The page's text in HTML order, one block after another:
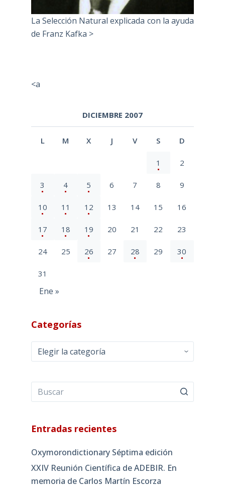
La Selección Natural explicada con la ayuda
de Franz Kafka >
<a
DICIEMBRE 2007
L M X J V S D
1 2
3 4 5 6 7 8 9
10 11 12 13 14 15 16
17 18 19 20 21 22 23
24 25 26 27 28 29 30
31
Ene »
Categorías
Categorías
Entradas recientes
Oxymorondictionary Séptima edición
XXIV Reunión Científica de ADEBIR. En
memoria de Carlos Martín Escorza